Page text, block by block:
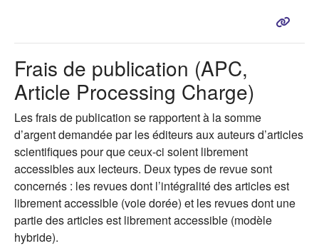
Frais de publication (APC,
Article Processing Charge)
Les frais de publication se rapportent à la somme
d’argent demandée par les éditeurs aux auteurs d’articles
scientifiques pour que ceux-ci soient librement
accessibles aux lecteurs. Deux types de revue sont
concernés : les revues dont l’intégralité des articles est
librement accessible (voie dorée) et les revues dont une
partie des articles est librement accessible (modèle
hybride).